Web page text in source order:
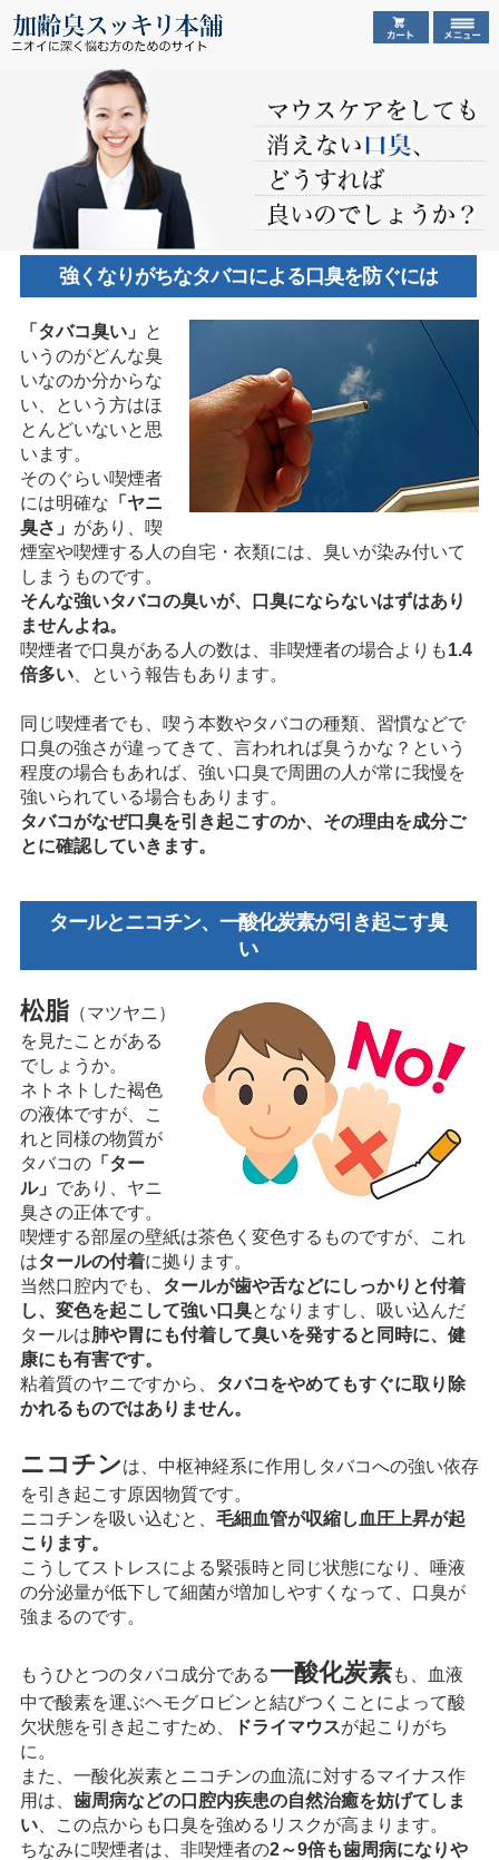
強くなりがちなタバコによる口臭を防ぐには
「タバコ臭い」
と
いうのがどんな臭
いなのか分からな
い、という方はほ
とんどいないと思
います。
そのぐらい喫煙者
には明確な 「ヤニ
臭さ」 があり、喫
煙室や喫煙する人の自宅・衣類には、臭いが染み付いて
しまうものです。
そんな強いタバコの臭いが、口臭にならないはずはあり
ませんよね。
喫煙者で口臭がある人の数は、非喫煙者の場合よりも1.4
倍多い、という報告もあります。
同じ喫煙者でも、喫う本数やタバコの種類、習慣などで
口臭の強さが違ってきて、言われれば臭うかな？という
程度の場合もあれば、強い口臭で周囲の人が常に我慢を
強いられている場合もあります。
タバコがなぜ口臭を引き起こすのか、その理由を成分ご
とに確認していきます。
タールとニコチン、一酸化炭素が引き起こす臭
い
松脂（マツヤニ）
を見たことがある
でしょうか。
ネトネトした褐色
の液体ですが、こ
れと同様の物質が
タバコの「ター
ル」 であり、ヤニ
臭さの正体です。
喫煙する部屋の壁紙は茶色く変色するものですが、これ
はタールの付着に拠ります。
当然口腔内でも、 タールが歯や舌などにしっかりと付着
し、変色を起こして強い口臭となりますし、吸い込んだ
タールは肺や胃にも付着して臭いを発すると同時に、健
康にも有害です。
粘着質のヤニですから、 タバコをやめてもすぐに取り除
かれるものではありません。
ニコチンは、中枢神経系に作用しタバコへの強い依存
を引き起こす原因物質です。
ニコチンを吸い込むと、 毛細血管が収縮し血圧上昇が起
こります。
こうしてストレスによる緊張時と同じ状態になり、唾液
の分泌量が低下して細菌が増加しやすくなって、口臭が
強まるのです。
もうひとつのタバコ成分である一酸化炭素も、血液
中で酸素を運ぶヘモグロビンと結びつくことによって酸
欠状態を引き起こすため、
ドライマウスが起こりがち
に。
また、一酸化炭素とニコチンの血流に対するマイナス作
用は、 歯周病などの口腔内疾患の自然治癒を妨げてしま
い、この点からも口臭を強めるリスクが高まります。
ちなみに喫煙者は、非喫煙者の2～9倍も歯周病になりや